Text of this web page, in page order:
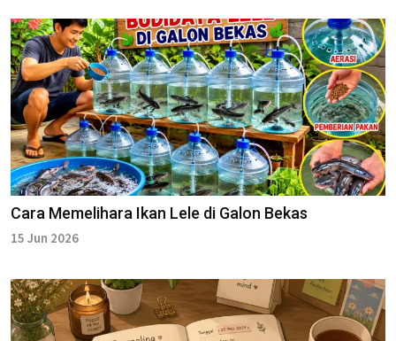
Cara Memelihara Ikan Lele di Galon Bekas
15 Jun 2026